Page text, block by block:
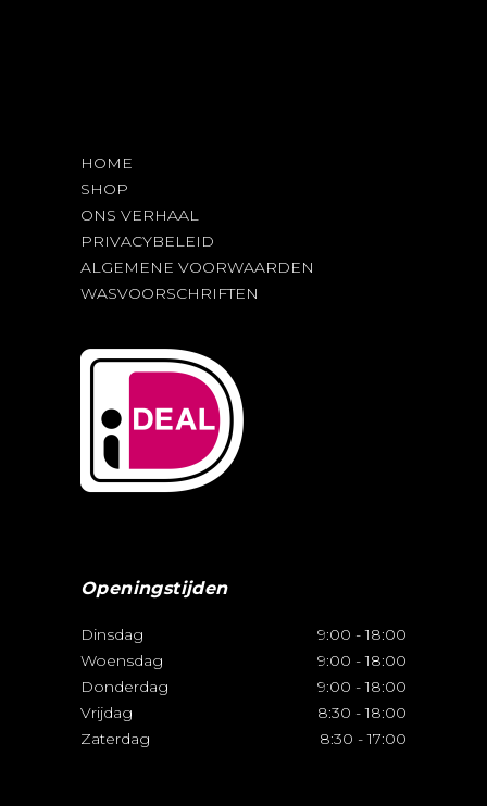
HOME
SHOP
ONS VERHAAL
PRIVACYBELEID
ALGEMENE VOORWAARDEN
WASVOORSCHRIFTEN
Openingstijden
Dinsdag 9:00 - 18:00
Woensdag
9:00 - 18:00
Donderdag
9:00 - 18:00
Vrijdag
8:30 - 18:00
Zaterdag
8:30 - 17:00